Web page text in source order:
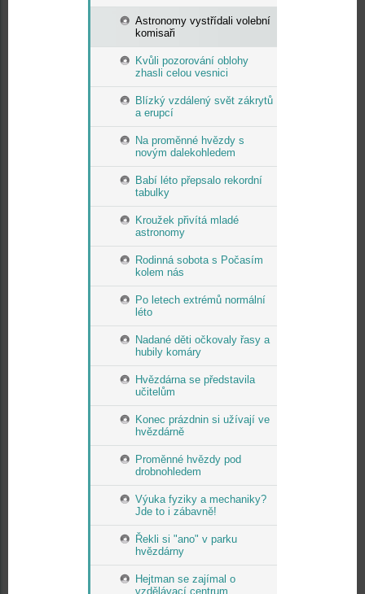
Astronomy vystřídali volební
komisaři
Kvůli pozorování oblohy
zhasli celou vesnici
Blízký vzdálený svět zákrytů
a erupcí
Na proměnné hvězdy s
novým dalekohledem
Babí léto přepsalo rekordní
tabulky
Kroužek přivítá mladé
astronomy
Rodinná sobota s Počasím
kolem nás
Po letech extrémů normální
léto
Nadané děti očkovaly řasy a
hubily komáry
Hvězdárna se představila
učitelům
Konec prázdnin si užívají ve
hvězdárně
Proměnné hvězdy pod
drobnohledem
Výuka fyziky a mechaniky?
Jde to i zábavně!
Řekli si "ano" v parku
hvězdárny
Hejtman se zajímal o
vzdělávací centrum